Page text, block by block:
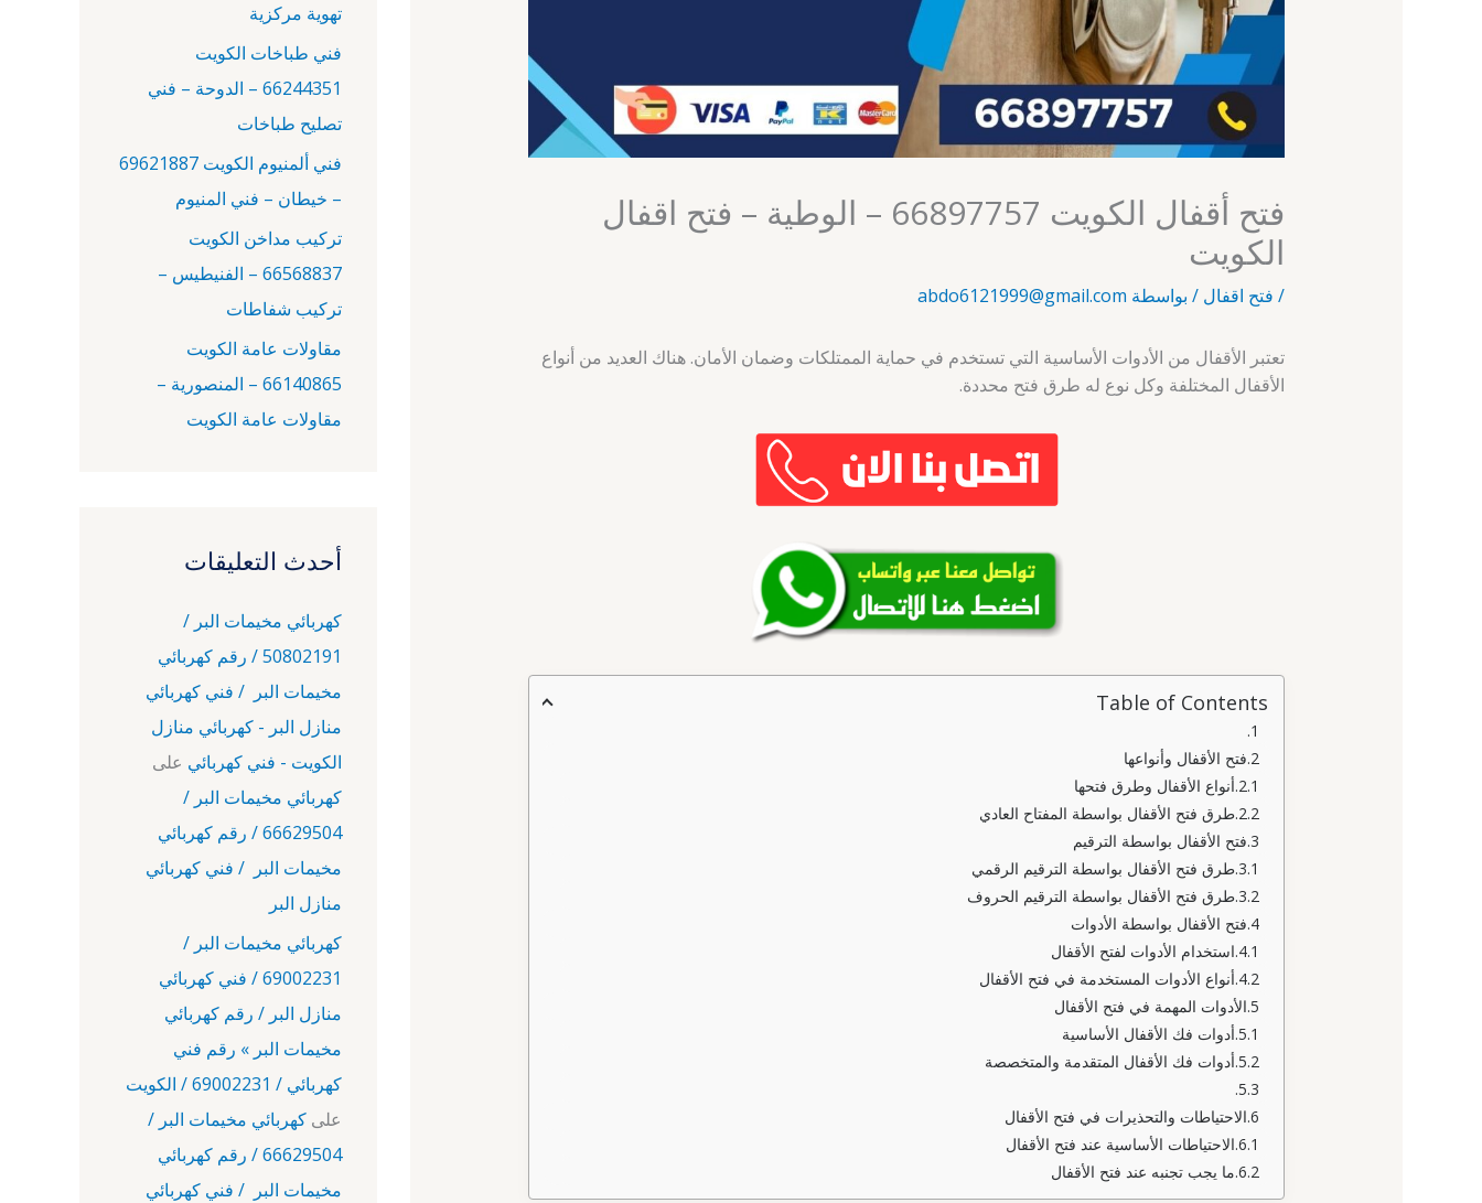
فتح أقفال الكويت 66897757 – الوطية – فتح اقفال
الكويت
/ فتح اقفال / بواسطة abdo6121999@gmail.com
تعتبر الأقفال من الأدوات الأساسية التي تستخدم في حماية الممتلكات وضمان الأمان. هناك العديد من أنواع
الأقفال المختلفة وكل نوع له طرق فتح محددة.
Table of Contents
فتح الأقفال وأنواعها
أنواع الأقفال وطرق فتحها
طرق فتح الأقفال بواسطة المفتاح العادي
فتح الأقفال بواسطة الترقيم
طرق فتح الأقفال بواسطة الترقيم الرقمي
طرق فتح الأقفال بواسطة الترقيم الحروف
فتح الأقفال بواسطة الأدوات
استخدام الأدوات لفتح الأقفال
أنواع الأدوات المستخدمة في فتح الأقفال
الأدوات المهمة في فتح الأقفال
أدوات فك الأقفال الأساسية
أدوات فك الأقفال المتقدمة والمتخصصة
الاحتياطات والتحذيرات في فتح الأقفال
الاحتياطات الأساسية عند فتح الأقفال
ما يجب تجنبه عند فتح الأقفال
تهوية مركزية
فني طباخات الكويت
66244351 – الدوحة – فني
تصليح طباخات
فني ألمنيوم الكويت 69621887
– خيطان – فني المنيوم
تركيب مداخن الكويت
66568837 – الفنيطيس –
تركيب شفاطات
مقاولات عامة الكويت
66140865 – المنصورية –
مقاولات عامة الكويت
أحدث التعليقات
كهربائي مخيمات البر /
50802191 / رقم كهربائي
مخيمات البر / فني كهربائي
منازل البر - كهربائي منازل
الكويت - فني كهربائي على
كهربائي مخيمات البر /
66629504 / رقم كهربائي
مخيمات البر / فني كهربائي
منازل البر
كهربائي مخيمات البر /
69002231 / فني كهربائي
منازل البر / رقم كهربائي
مخيمات البر » رقم فني
كهربائي / 69002231 / الكويت
على كهربائي مخيمات البر /
66629504 / رقم كهربائي
مخيمات البر / فني كهربائي